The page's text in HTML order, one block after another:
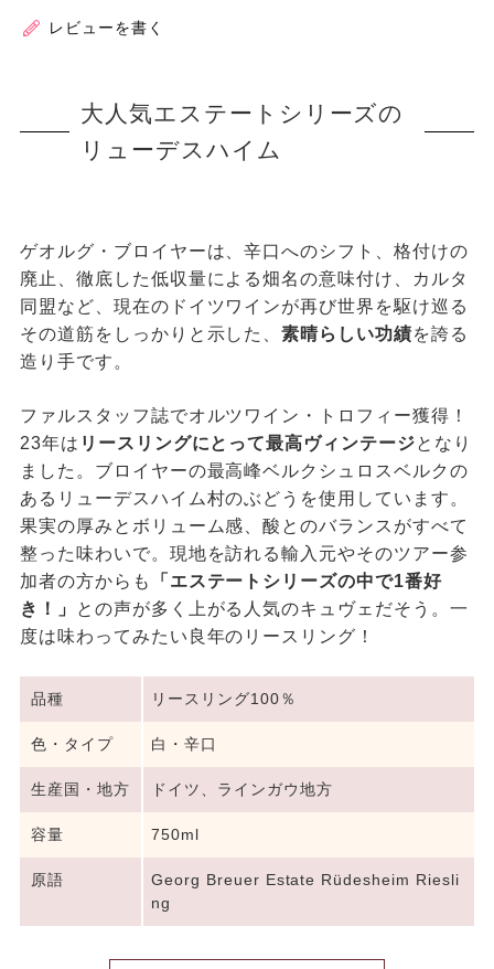
レビューを書く
大人気エステートシリーズの
リューデスハイム
ゲオルグ・ブロイヤーは、辛口へのシフト、格付けの
廃止、徹底した低収量による畑名の意味付け、カルタ
同盟など、現在のドイツワインが再び世界を駆け巡る
その道筋をしっかりと示した、素晴らしい功績を誇る
造り手です。
ファルスタッフ誌でオルツワイン・トロフィー獲得！
23年は リースリングにとって最高ヴィンテージとなり
ました。ブロイヤーの最高峰ベルクシュロスベルクの
あるリューデスハイム村のぶどうを使用しています。
果実の厚みとボリューム感、酸とのバランスがすべて
整った味わいで。現地を訪れる輸入元やそのツアー参
加者の方からも
「エステートシリーズの中で1番好
き！」
との声が多く上がる人気のキュヴェだそう。一
度は味わってみたい良年のリースリング！
品種 リースリング100％
色・タイプ 白・辛口
生産国・地方 ドイツ、ラインガウ地方
容量 750ml
原語
Georg Breuer Estate Rüdesheim Riesli
ng